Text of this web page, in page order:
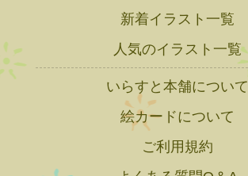
新着イラスト一覧
人気のイラスト一覧
いらすと本舗について
絵カードについて
ご利用規約